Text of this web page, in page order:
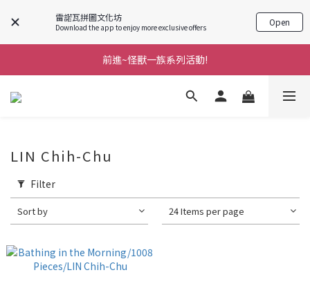
雷諾瓦拼圖文化坊
Download the app to enjoy more exclusive offers Open
前進~怪獸一族系列活動!
前進~怪獸一族系列活動!
分享美好時光 ∣ APP好友推薦
LIN Chih-Chu
Filter
Sort by 24 Items per page